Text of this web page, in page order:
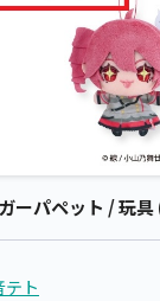
ーパペット / 玩
テト